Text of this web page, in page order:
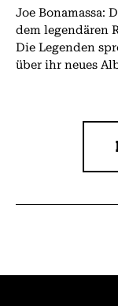
Joe Bonamassa:
dem legendären Rory
Die Legenden
über ihr neues